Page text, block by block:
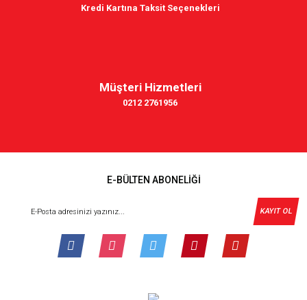
Kredi Kartına Taksit Seçenekleri
Müşteri Hizmetleri
0212 2761956
E-BÜLTEN ABONELİĞİ
KAYIT OL